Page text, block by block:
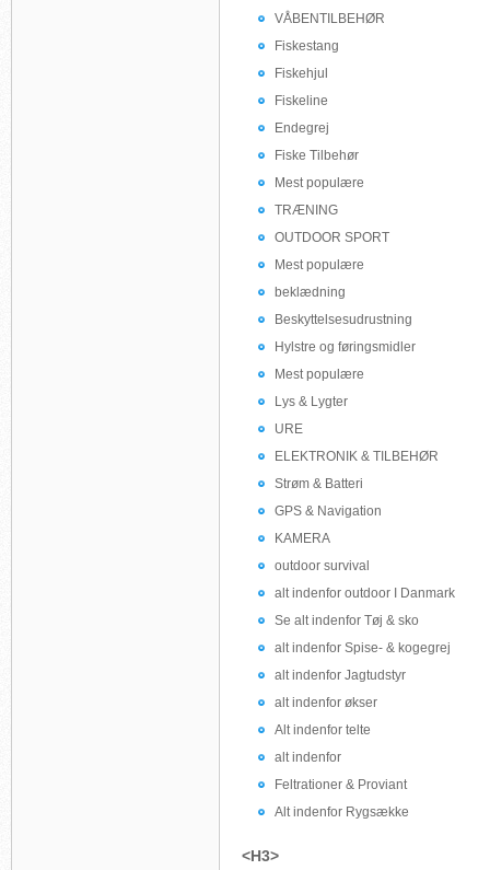
VÅBENTILBEHØR
Fiskestang
Fiskehjul
Fiskeline
Endegrej
Fiske Tilbehør
Mest populære
TRÆNING
OUTDOOR SPORT
Mest populære
beklædning
Beskyttelsesudrustning
Hylstre og føringsmidler
Mest populære
Lys & Lygter
URE
ELEKTRONIK & TILBEHØR
Strøm & Batteri
GPS & Navigation
KAMERA
outdoor survival
alt indenfor outdoor I Danmark
Se alt indenfor Tøj & sko
alt indenfor Spise- & kogegrej
alt indenfor Jagtudstyr
alt indenfor økser
Alt indenfor telte
alt indenfor
Feltrationer & Proviant
Alt indenfor Rygsække
<H3>